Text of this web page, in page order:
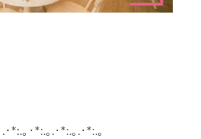
･*:.｡･*:.｡.･*:.｡.･*:.｡